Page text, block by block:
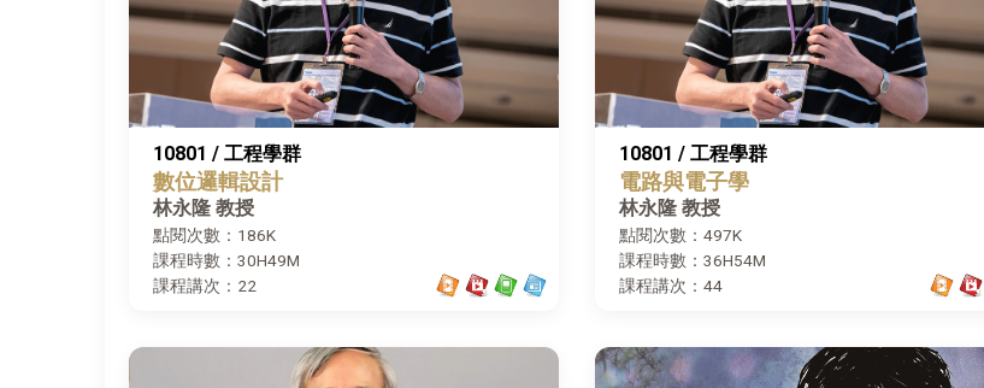
10801 / 工程學群
數位邏輯設計
林永隆 教授
點閱次數：186K
課程時數：30H49M
課程講次：22
10801 / 工程學群
電路與電子學
林永隆 教授
點閱次數：497K
課程時數：36H54M
課程講次：44